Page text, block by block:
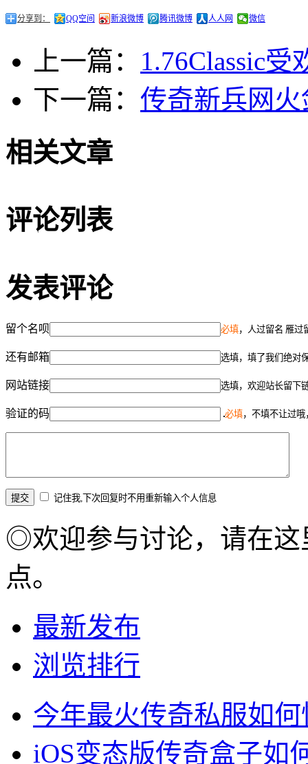
分享到： QQ空间 新浪微博 腾讯微博 人人网 微信
上一篇： 1.76Classic
下一篇： 传奇新兵网
相关文章
评论列表
发表评论
留个名呗 必填，人过留名 雁过
还有邮箱 选填，填了我们绝对
网站链接 选填，欢迎站长留下
验证的码 必填，不填不让过
记住我,下次回复时不用重新输入个人信息
◎欢迎参与讨论，请在这
点。
最新发布
浏览排行
今年最火传奇私服如
iOS变态版传奇盒子如